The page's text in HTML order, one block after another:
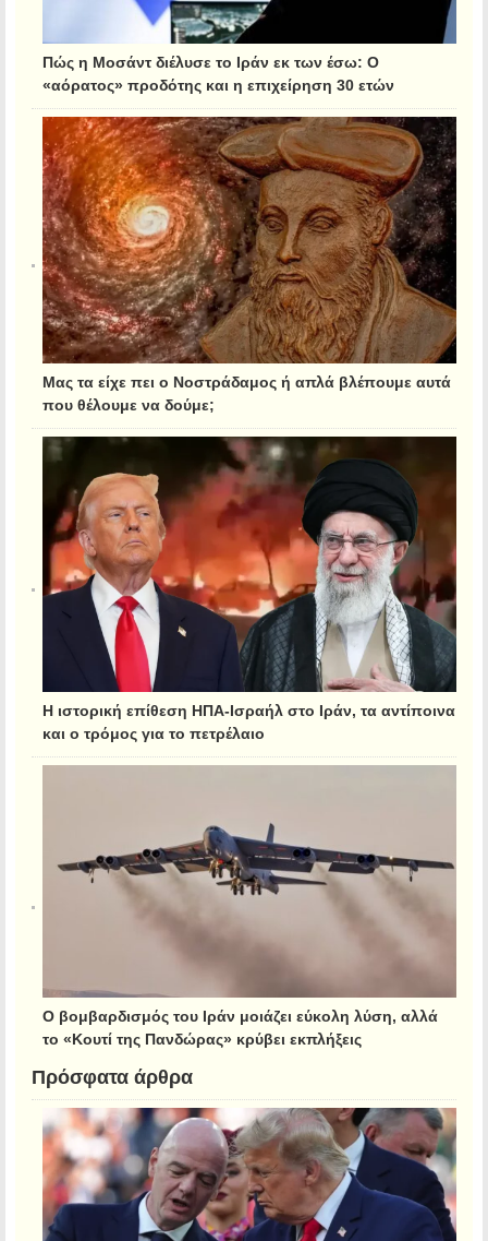
Πώς η Μοσάντ διέλυσε το Ιράν εκ των έσω: Ο
«αόρατος» προδότης και η επιχείρηση 30 ετών
Μας τα είχε πει ο Νοστράδαμος ή απλά βλέπουμε αυτά
που θέλουμε να δούμε;
Η ιστορική επίθεση ΗΠΑ-Ισραήλ στο Ιράν, τα αντίποινα
και ο τρόμος για το πετρέλαιο
Ο βομβαρδισμός του Ιράν μοιάζει εύκολη λύση, αλλά
το «Κουτί της Πανδώρας» κρύβει εκπλήξεις
Πρόσφατα άρθρα